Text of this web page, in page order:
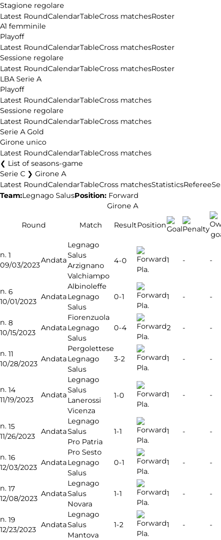
Stagione regolare
Latest RoundCalendarTableCross matchesRoster
A1 femminile
Playoff
Latest RoundCalendarTableCross matchesRoster
Sessione regolare
Latest RoundCalendarTableCross matchesRoster
LBA Serie A
Playoff
Latest RoundCalendarTableCross matches
Sessione regolare
Latest RoundCalendarTableCross matches
Serie A Gold
Girone unico
Latest RoundCalendarTableCross matches
List of seasons-game
Serie C ❯ Girone A
Latest RoundCalendarTableCross matchesStatisticsReferee
Team:Legnago SalusPosition: Forward
Girone A
Round Match ResultPosition
n. 1
09/03/2023
Andata
Legnago
Salus
Arzignano
Valchiampo
4-0
Pla.
1 - -
n. 6
10/01/2023
Andata
Albinoleffe
Legnago
Salus
0-1
Pla.
1 - -
n. 8
10/15/2023
Andata
Fiorenzuola
Legnago
Salus
0-4
Pla.
2 - -
n. 11
10/28/2023
Andata
Pergolettese
Legnago
Salus
3-2
Pla.
1 - -
n. 14
11/19/2023
Andata
Legnago
Salus
Lanerossi
Vicenza
1-0
Pla.
1 - -
n. 15
11/26/2023
Andata
Legnago
Salus
Pro Patria
1-1
Pla.
1 - -
n. 16
12/03/2023
Andata
Pro Sesto
Legnago
Salus
0-1
Pla.
1 - -
n. 17
12/08/2023
Andata
Legnago
Salus
Novara
1-1
Pla.
1 - -
n. 19
12/23/2023
Andata
Legnago
Salus
Mantova
1-2
Pla.
1 - -